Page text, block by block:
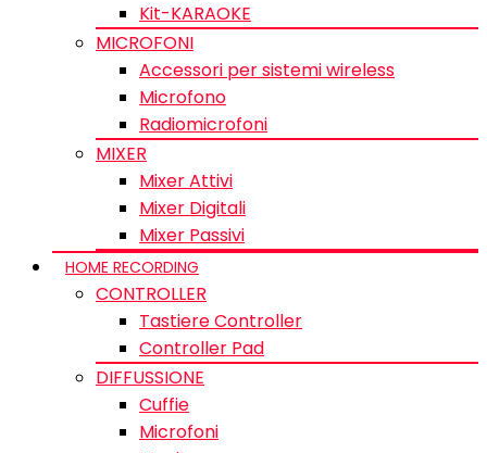
Kit-KARAOKE
MICROFONI
Accessori per sistemi wireless
Microfono
Radiomicrofoni
MIXER
Mixer Attivi
Mixer Digitali
Mixer Passivi
HOME RECORDING
CONTROLLER
Tastiere Controller
Controller Pad
DIFFUSSIONE
Cuffie
Microfoni